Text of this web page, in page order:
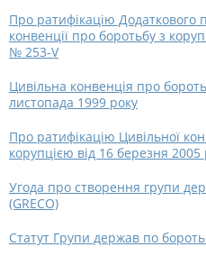
Про ратифікацію Додаткового
конвенції про боротьбу з
№ 253-V
Цивільна конвенція про
листопада 1999 року
Про ратифікацію Цивільної
корупцією від 16 березня
Угода про створення групи
(GRECO)
Статут Групи держав по